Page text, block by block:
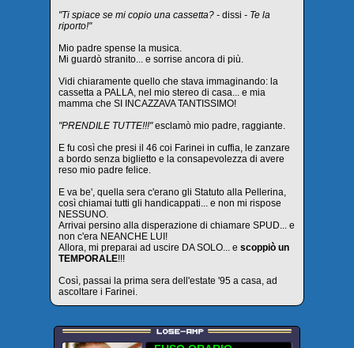
"Ti spiace se mi copio una cassetta? - dissi - Te la
riporto!"
Mio padre spense la musica.
Mi guardò stranito... e sorrise ancora di più.
Vidi chiaramente quello che stava immaginando: la
cassetta a PALLA, nel mio stereo di casa... e mia
mamma che SI INCAZZAVA TANTISSIMO!
"PRENDILE TUTTE!!!"esclamò mio padre, raggiante.
E fu così che presi il 46 coi Farinei in cuffia, le zanzare
a bordo senza biglietto e la consapevolezza di avere
reso mio padre felice.
E va be', quella sera c'erano gli Statuto alla Pellerina,
così chiamai tutti gli handicappati... e non mi rispose
NESSUNO.
Arrivai persino alla disperazione di chiamare SPUD... e
non c'era NEANCHE LUI!
Allora, mi preparai ad uscire DA SOLO... e scoppiò un
TEMPORALE!!!
Così, passai la prima sera dell'estate '95 a casa, ad
ascoltare i Farinei.